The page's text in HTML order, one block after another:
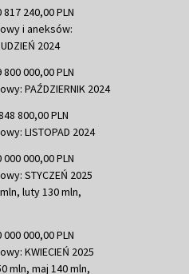
240,00 PLN
i aneksów:
2024
000,00 PLN
PAŹDZIERNIK 2024
800,00 PLN
LISTOPAD 2024
000,00 PLN
STYCZEŃ 2025
luty 130 mln,
000,00 PLN
KWIECIEŃ 2025
mln, maj 140 mln,